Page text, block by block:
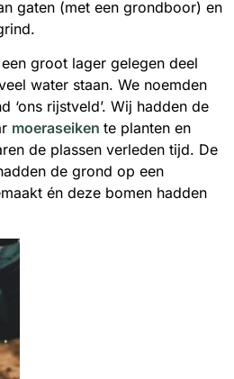
gaten (met een grondboor) en
groot lager gelegen deel
water staan. We noemden
‘ons rijstveld’. Wij hadden de
moeraseiken te planten en
de plassen verleden tijd. De
de grond op een
én deze bomen hadden